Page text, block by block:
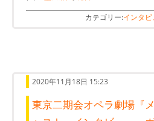
カテゴリー:インタビ
2020年11月18日 15:23
東京二期会オペラ劇場『